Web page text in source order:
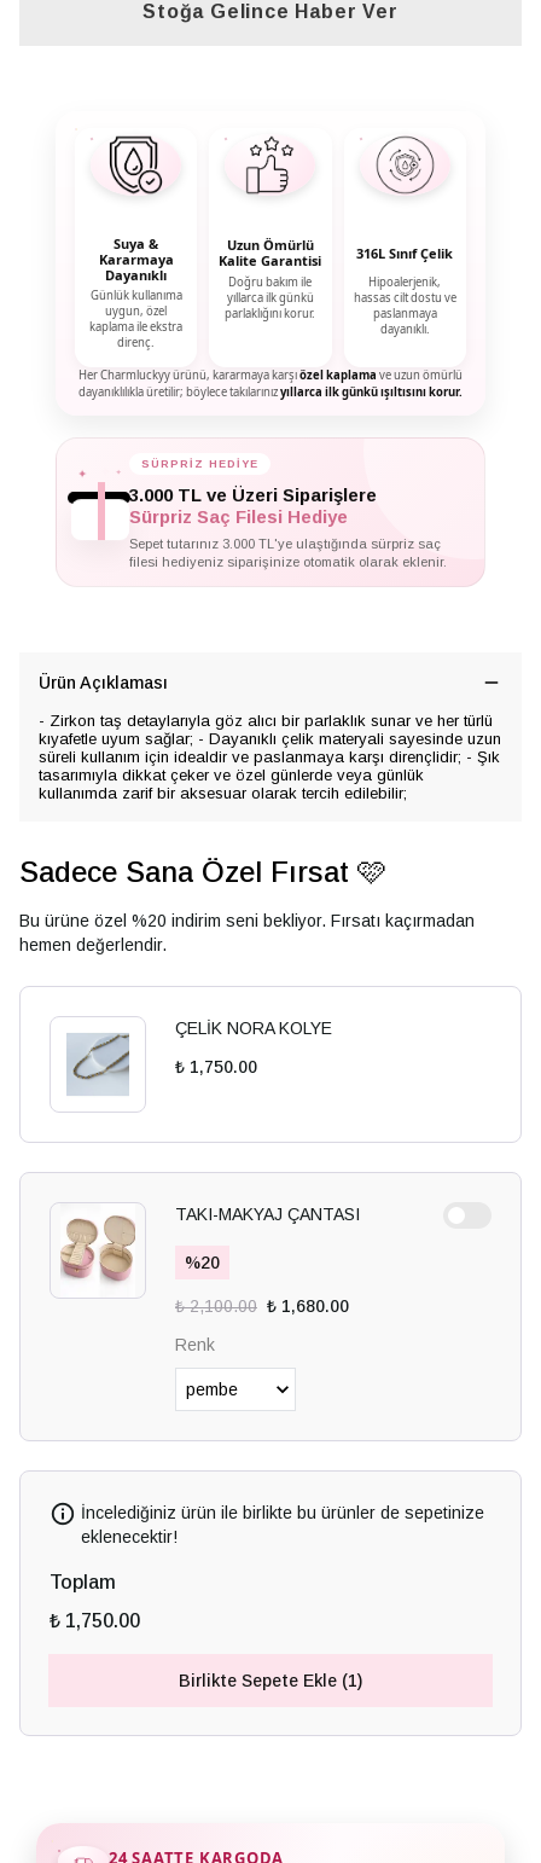
Stoğa Gelince Haber Ver
Suya &
Kararmaya
Dayanıklı
Günlük kullanıma
uygun, özel
kaplama ile ekstra
direnç.
Uzun Ömürlü
Kalite Garantisi
Doğru bakım ile
yıllarca ilk günkü
parlaklığını korur.
316L Sınıf Çelik
Hipoalerjenik,
hassas cilt dostu ve
paslanmaya
dayanıklı.
Her Charmluckyy ürünü, kararmaya karşıözel kaplama ve uzun ömürlü
dayanıklılıkla üretilir; böylece takılarınızyıllarca ilk günkü ışıltısını korur.
✦
✦
SÜRPRİZ HEDİYE
3.000 TL ve Üzeri Siparişlere
Sürpriz Saç Filesi Hediye
Sepet tutarınız 3.000 TL'ye ulaştığında sürpriz saç
filesi hediyeniz siparişinize otomatik olarak eklenir.
Ürün Açıklaması
- Zirkon taş detaylarıyla göz alıcı bir parlaklık sunar ve her türlü
kıyafetle uyum sağlar; - Dayanıklı çelik materyali sayesinde uzun
süreli kullanım için idealdir ve paslanmaya karşı dirençlidir; - Şık
tasarımıyla dikkat çeker ve özel günlerde veya günlük
kullanımda zarif bir aksesuar olarak tercih edilebilir;
Sadece Sana Özel Fırsat 🩷
Bu ürüne özel %20 indirim seni bekliyor. Fırsatı kaçırmadan
hemen değerlendir.
ÇELİK NORA KOLYE
₺ 1,750.00
TAKI-MAKYAJ ÇANTASI
%20
₺ 2,100.00 ₺ 1,680.00
Renk
İncelediğiniz ürün ile birlikte bu ürünler de sepetinize
eklenecektir!
Toplam
₺ 1,750.00
Birlikte Sepete Ekle (1)
24 SAATTE KARGODA